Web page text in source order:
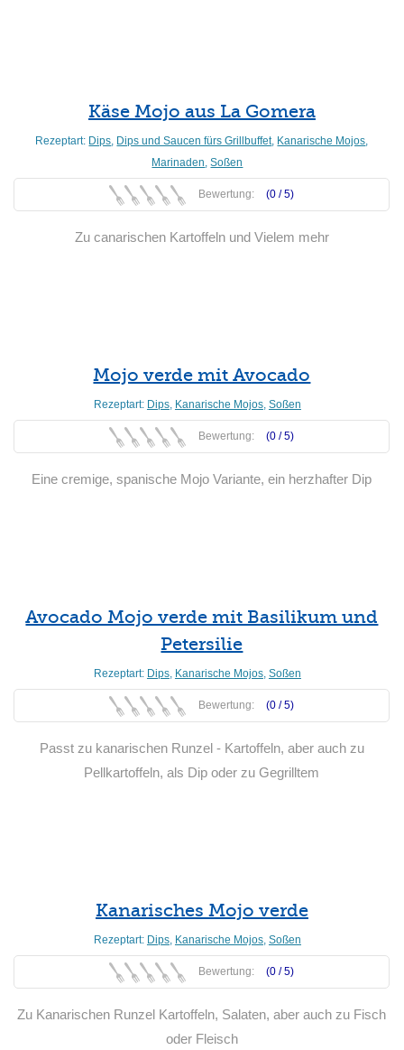
Käse Mojo aus La Gomera
Rezeptart: Dips, Dips und Saucen fürs Grillbuffet, Kanarische Mojos,
Marinaden,Soßen
Bewertung: (0 /5)
Zu canarischen Kartoffeln und Vielem mehr
Mojo verde mit Avocado
Rezeptart: Dips, Kanarische Mojos, Soßen
Bewertung: (0 /5)
Eine cremige, spanische Mojo Variante, ein herzhafter Dip
Avocado Mojo verde mit Basilikum und
Petersilie
Rezeptart: Dips, Kanarische Mojos, Soßen
Bewertung: (0 /5)
Passt zu kanarischen Runzel - Kartoffeln, aber auch zu
Pellkartoffeln, als Dip oder zu Gegrilltem
Kanarisches Mojo verde
Rezeptart: Dips, Kanarische Mojos, Soßen
Bewertung: (0 /5)
Zu Kanarischen Runzel Kartoffeln, Salaten, aber auch zu Fisch
oder Fleisch